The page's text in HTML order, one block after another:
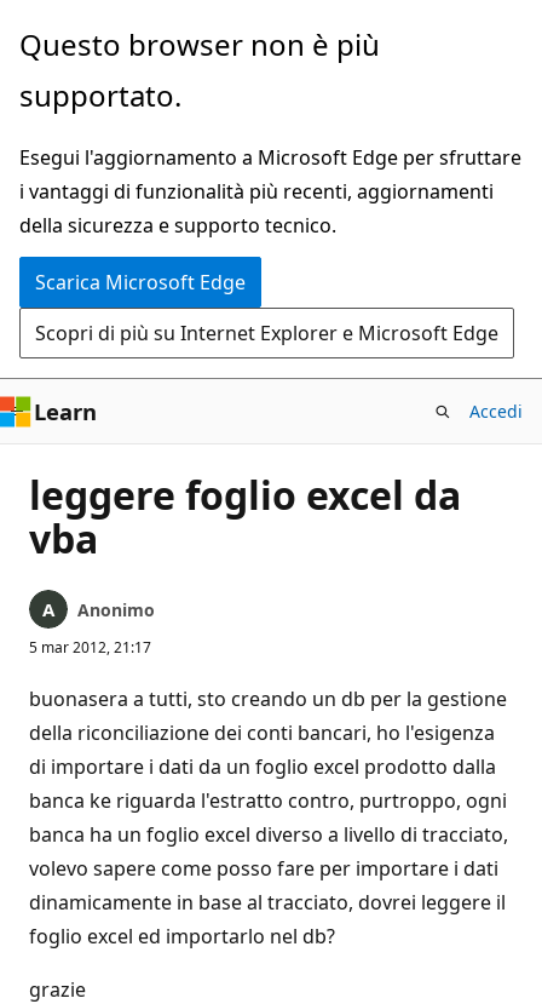
Ignora
passa
contenuto
principale
Questo browser non è più
supportato.
Esegui l'aggiornamento a Microsoft Edge per sfruttare
i vantaggi di funzionalità più recenti, aggiornamenti
della sicurezza e supporto tecnico.
Scarica Microsoft Edge
Scopri di più su Internet Explorer e Microsoft Edge
Learn Accedi
leggere foglio excel da
vba
Anonimo
5 mar 2012, 21:17
buonasera a tutti, sto creando un db per la gestione
della riconciliazione dei conti bancari, ho l'esigenza
di importare i dati da un foglio excel prodotto dalla
banca ke riguarda l'estratto contro, purtroppo, ogni
banca ha un foglio excel diverso a livello di tracciato,
volevo sapere come posso fare per importare i dati
dinamicamente in base al tracciato, dovrei leggere il
foglio excel ed importarlo nel db?
grazie